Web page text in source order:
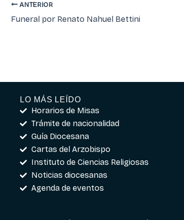
ANTERIOR
Funeral por Renato Nahuel Bettini
LO MÁS LEÍDO
Horarios de Misas
Trámite de nacionalidad
Guía Diocesana
Cartas del Arzobispo
Instituto de Ciencias Religiosas
Noticias diocesanas
Agenda de eventos